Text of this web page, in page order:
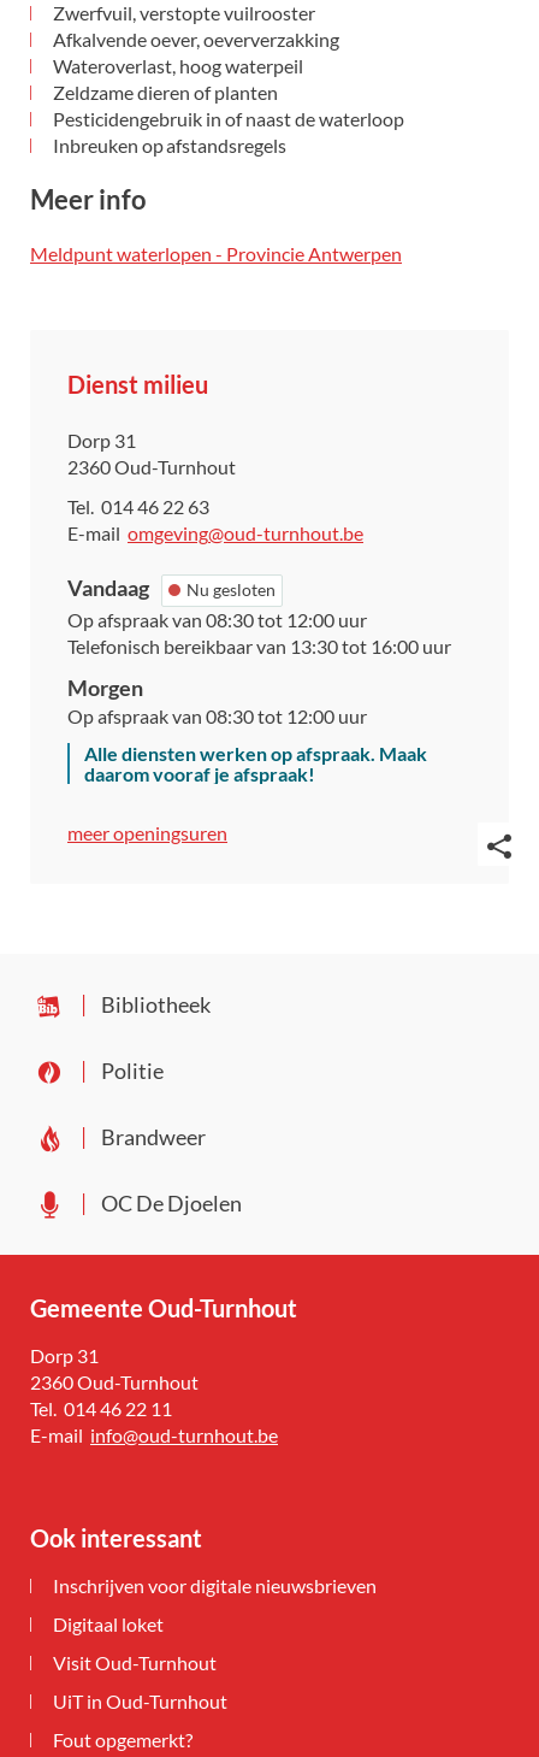
Zwerfvuil, verstopte vuilrooster
Afkalvende oever, oeververzakking
Wateroverlast, hoog waterpeil
Zeldzame dieren of planten
Pesticidengebruik in of naast de waterloop
Inbreuken op afstandsregels
Meer info
Meldpunt waterlopen - Provincie Antwerpen
Contact
Dienst milieu
Adres
Dorp 31
,2360Oud-Turnhout
Tel. 014 46 22 63
E-
omgeving@oud-turnhout.be
Vandaag Nu gesloten
Op afspraak van 08:30tot 12:00 uur
Telefonisch bereikbaar van 13:30tot 16:00 uur
Morgen
Op afspraak van 08:30tot 12:00 uur
Alle diensten werken op afspraak. Maak
daarom vooraf je afspraak!
meer openingsuren
Bibliotheek
Politie
Brandweer
OC De Djoelen
Gemeente Oud-Turnhout
Adres
Dorp 31
,2360Oud-Turnhout
Tel. 014 46 22 11
E-
info@oud-turnhout.be
Ook interessant
Inschrijven voor digitale nieuwsbrieven
Digitaal loket
Visit Oud-Turnhout
UiT in Oud-Turnhout
Fout opgemerkt?